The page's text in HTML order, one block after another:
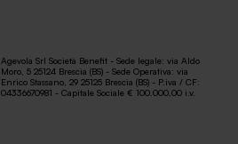
Agevola Srl Società Benefit - Sede legale: via Aldo
Moro, 5 25124 Brescia (BS) - Sede Operativa: via
Enrico Stassano, 29 25125 Brescia (BS) - P.iva / CF:
04336670981 - Capitale Sociale € 100.000,00 i.v.